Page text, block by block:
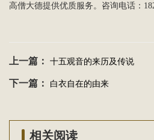
高僧大德提供优质服务。咨询电话：
上一篇： 十五观音的来历及传说
下一篇： 白衣自在的由来
相关阅读